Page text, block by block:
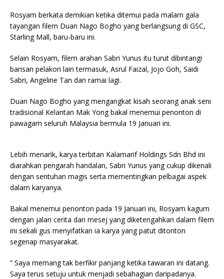
Rosyam berkata demikian ketika ditemui pada malam gala
tayangan filem Duan Nago Bogho yang berlangsung di GSC,
Starling Mall, baru-baru ini.
Selain Rosyam, filem arahan Sabri Yunus itu turut dibintangi
barisan pelakon lain termasuk, Asrul Faizal, Jojo Goh, Saidi
Sabri, Angeline Tan dan ramai lagi.
Duan Nago Bogho yang mengangkat kisah seorang anak seni
tradisional Kelantan Mak Yong bakal menemui penonton di
pawagam seluruh Malaysia bermula 19 Januari ini.
Lebih menarik, karya terbitan Kalamarif Holdings Sdn Bhd ini
diarahkan pengarah handalan, Sabri Yunus yang cukup dikenali
dengan sentuhan magis serta mementingkan pelbagai aspek
dalam karyanya.
Bakal menemui penonton pada 19 Januari ini, Rosyam kagum
dengan jalan cerita dan mesej yang diketengahkan dalam filem
ini sekali gus menyifatkan ia karya yang patut ditonton
segenap masyarakat.
” Saya memang tak berfikir panjang ketika tawaran ini datang.
Saya terus setuju untuk menjadi sebahagian daripadanya.